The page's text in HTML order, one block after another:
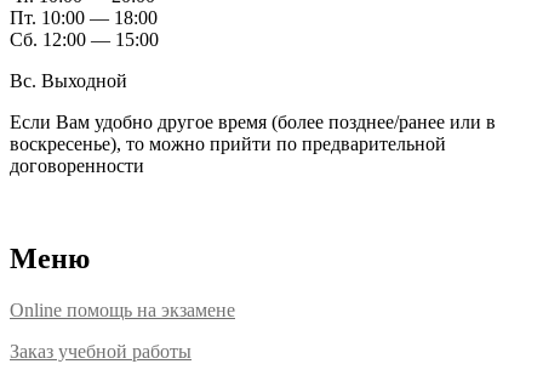
Пт. 10:00 — 18:00
Сб. 12:00 — 15:00
Вс. Выходной
Если Вам удобно другое время (более позднее/ранее или в
воскресенье), то можно прийти по предварительной
договоренности
Меню
Online помощь на экзамене
Заказ учебной работы